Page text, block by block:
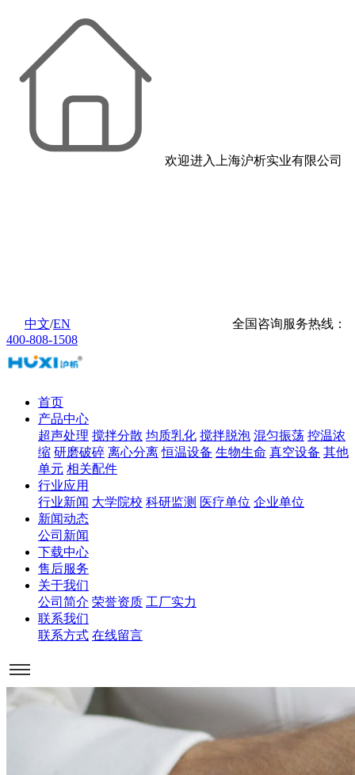
欢迎进入上海沪析实业有限公司
中文/EN
全国咨询服务热线：
400-808-1508
首页
产品中心
超声处理 搅拌分散 均质乳化 搅拌脱泡 混匀振荡 控温浓
缩 研磨破碎 离心分离 恒温设备 生物生命 真空设备 其他
单元 相关配件
行业应用
行业新闻 大学院校 科研监测 医疗单位 企业单位
新闻动态
公司新闻
下载中心
售后服务
关于我们
公司简介 荣誉资质 工厂实力
联系我们
联系方式 在线留言